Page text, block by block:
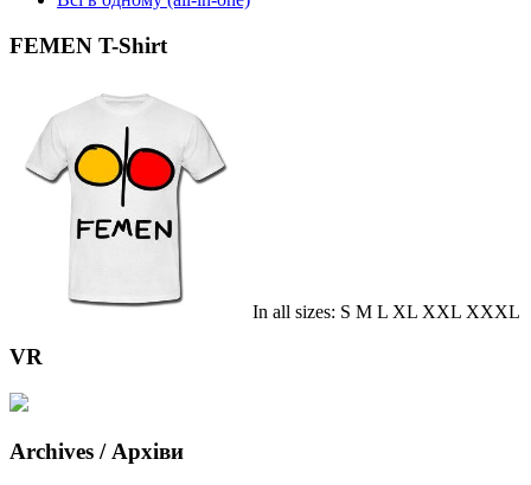
FEMEN T-Shirt
In all sizes: S M L XL XXL XXXL
VR
Archives / Архіви